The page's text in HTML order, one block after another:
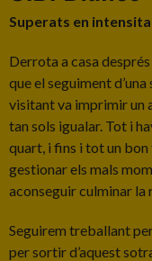
Superats en
Derrota a casa
que el seguiment
visitant va imprimir un
tan sols igualar. Tot i
quart, i fins i tot un bon
gestionar els mals
aconseguir culminar la
Seguirem treballant
per sortir d’aquest